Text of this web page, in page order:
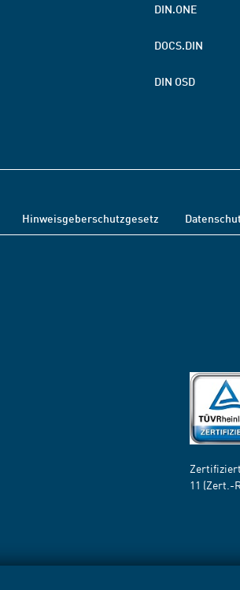
DIN.ONE
DOCS.DIN
DIN OSD
Hinweisgeberschutzgesetz
Zertifiziert
11 (Zert.-